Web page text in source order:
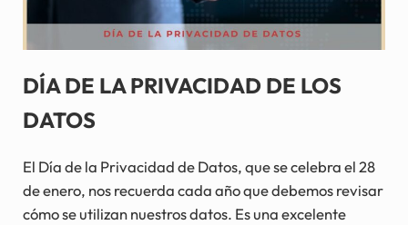
DÍA DE LA PRIVACIDAD DE LOS
DATOS
El Día de la Privacidad de Datos, que se celebra el 28
de enero, nos recuerda cada año que debemos revisar
cómo se utilizan nuestros datos. Es una excelente